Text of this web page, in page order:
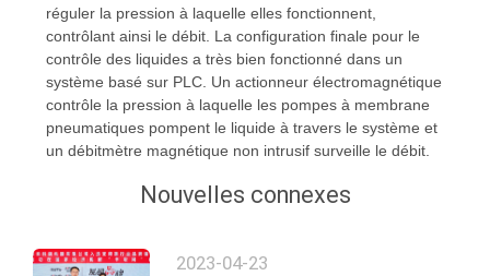
réguler la pression à laquelle elles fonctionnent,
contrôlant ainsi le débit. La configuration finale pour le
contrôle des liquides a très bien fonctionné dans un
système basé sur PLC. Un actionneur électromagnétique
contrôle la pression à laquelle les pompes à membrane
pneumatiques pompent le liquide à travers le système et
un débitmètre magnétique non intrusif surveille le débit.
Nouvelles connexes
2023-04-23